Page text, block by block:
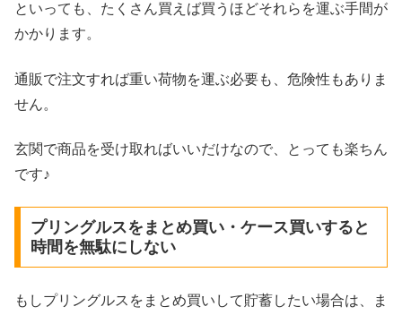
といっても、たくさん買えば買うほどそれらを運ぶ手間が
かかります。
通販で注文すれば重い荷物を運ぶ必要も、危険性もありま
せん。
玄関で商品を受け取ればいいだけなので、とっても楽ちん
です♪
プリングルスをまとめ買い・ケース買いすると
時間を無駄にしない
もしプリングルスをまとめ買いして貯蓄したい場合は、ま